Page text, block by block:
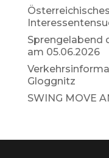
Sprengelabend
am 05.06.2026
Gloggnitz
SWING MOVE